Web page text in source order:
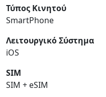
Τύπος Κινητού
SmartPhone
Λειτουργικό Σύστημα
iOS
SIM
SIM + eSIM